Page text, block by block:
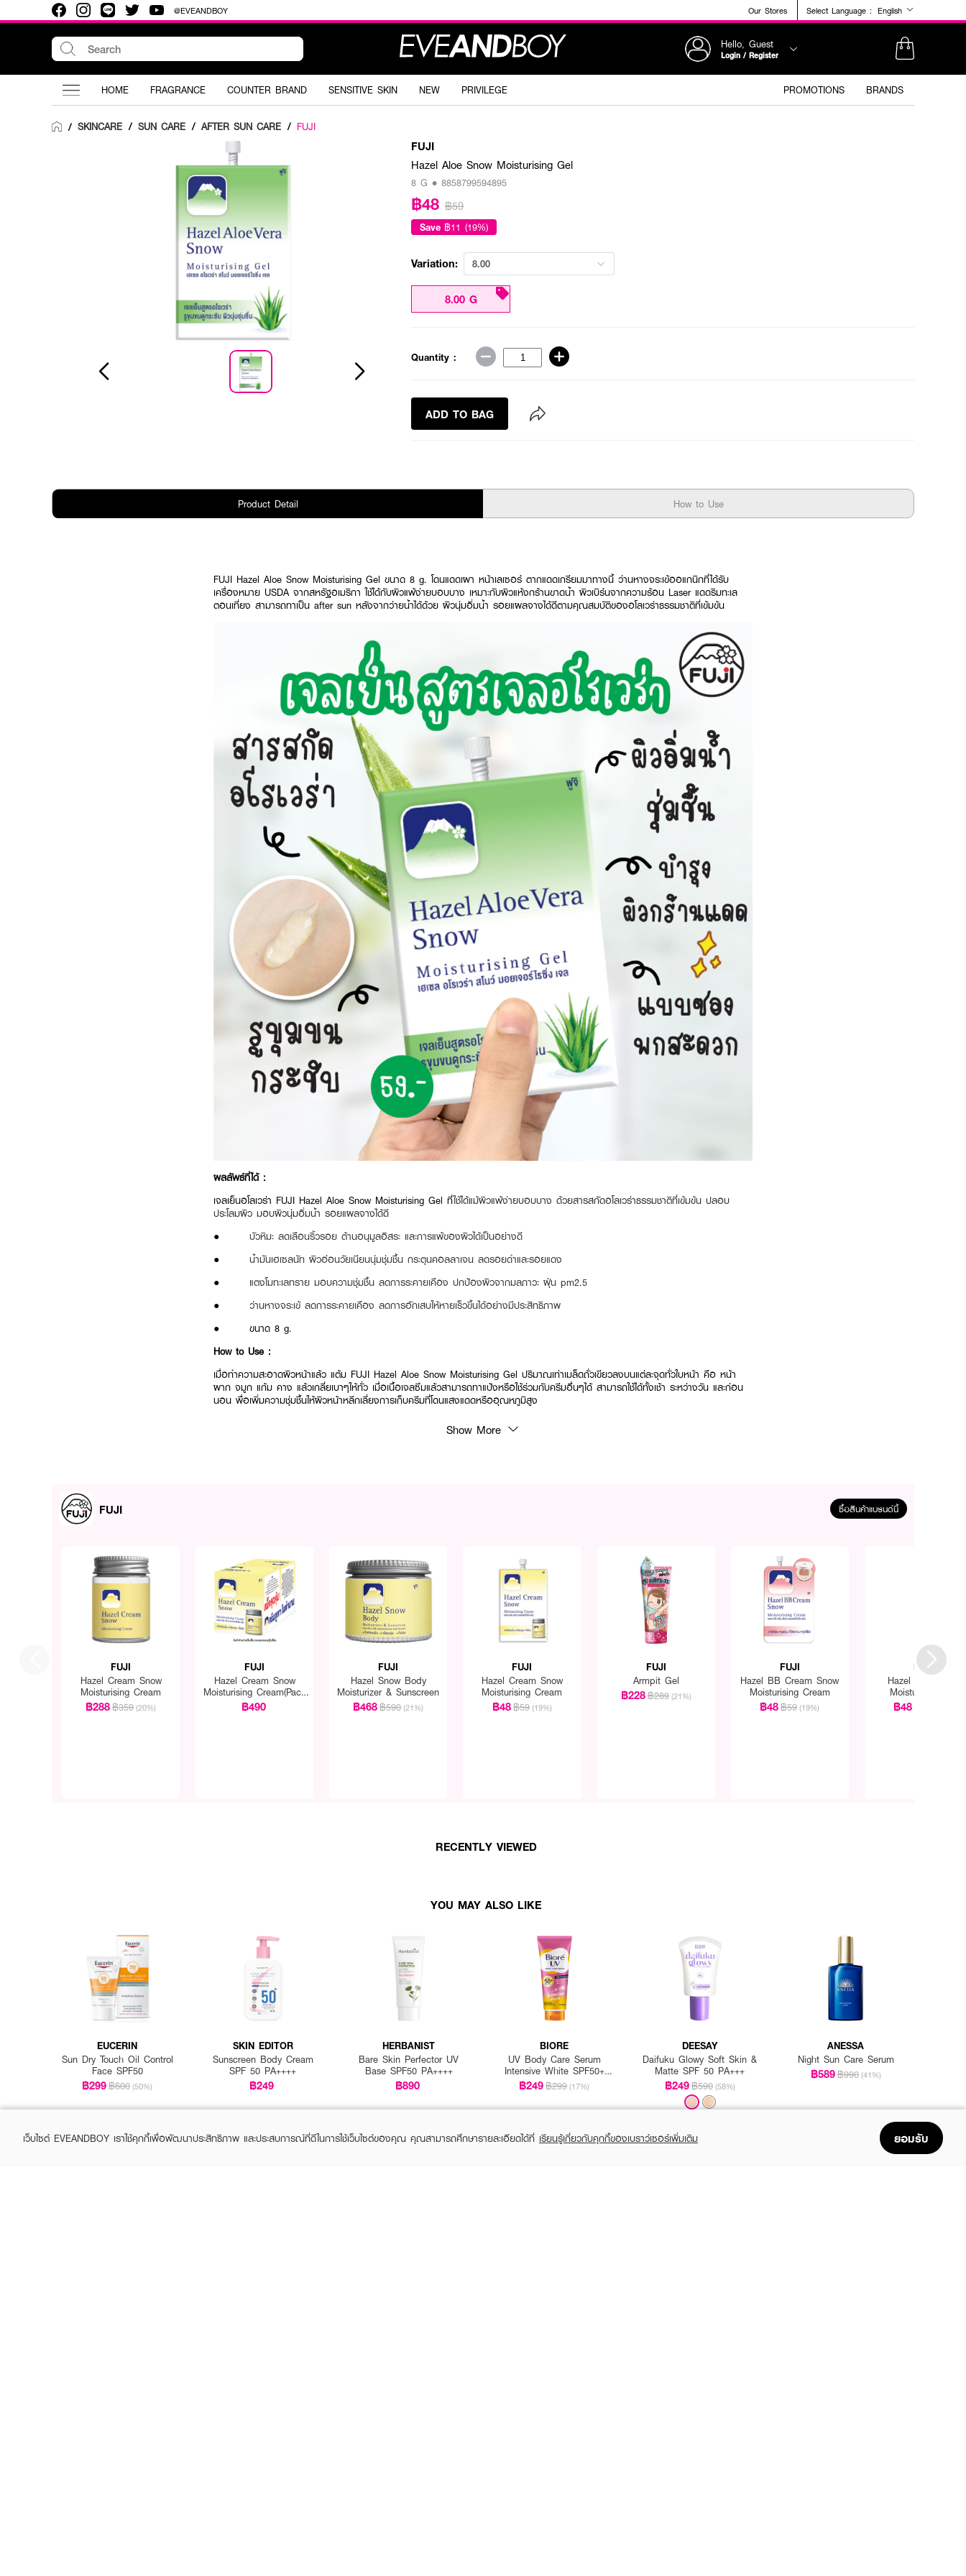
@EVEANDBOY Our Stores Select Language : English
Hello, Guest
Login / Register
HOME FRAGRANCE COUNTER BRAND SENSITIVE SKIN NEW PRIVILEGE PROMOTIONS BRANDS
/ SKINCARE / SUN CARE / AFTER SUN CARE / FUJI
FUJI
Hazel Aloe Snow Moisturising Gel
8 G • 8858799594895
฿48 ฿59
Save ฿11 (19%)
Variation: 8.00
8.00 G
Quantity :
ADD TO BAG
Product Detail How to Use
FUJI Hazel Aloe Snow Moisturising Gel ขนาด 8 g. โดนแดดเผา หน้าเลเซอร์ ตากแดดเกรียมมาทางนี้ ว่านหางจระเข้ออแกนิกที่ได้รับ
เครื่องหมาย USDA จากสหรัฐอเมริกา ใช้ได้กับผิวแพ้ง่ายบอบบาง เหมาะกับผิวแห้งกร้านขาดน้ำ ผิวเบิร์นจากความร้อน Laser แดดริมทะเล
ตอนเที่ยง สามารถทาเป็น after sun หลังจากว่ายน้ำได้ด้วย ผิวนุ่มอิ่มน้ำ รอยแผลจางได้ดีตามคุณสมบัติของอโลเวร่าธรรมชาติที่เข้มข้น
ผลลัพธ์ที่ได้ :
เจลเย็นอโลเวร่า FUJI Hazel Aloe Snow Moisturising Gel ที่ใช้ได้แม้ผิวแพ้ง่ายบอบบาง ด้วยสารสกัดอโลเวร่าธรรมชาติที่เข้มข้น ปลอบ
ประโลมผิว มอบผิวนุ่มอิ่มน้ำ รอยแผลจางได้ดี
● บัวหิมะ ลดเลือนริ้วรอย ต้านอนุมูลอิสระ และการแพ้ของผิวได้เป็นอย่างดี
● น้ำมันเฮเซลนัท ผิวอ่อนวัยเนียนนุ่มชุ่มชื้น กระตุนคอลลาเจน ลดรอยดำและรอยแดง
● แตงโมทะเลทราย มอบความชุ่มชื้น ลดการระคายเคือง ปกป้องผิวจากมลภาวะ ฝุ่น pm2.5
● ว่านหางจระเข้ ลดการระคายเคือง ลดการอักเสบให้หายเร็วขึ้นได้อย่างมีประสิทธิภาพ
● ขนาด 8 g.
How to Use :
เมื่อทำความสะอาดผิวหน้าแล้ว แต้ม FUJI Hazel Aloe Snow Moisturising Gel ปริมาณเท่าเมล็ดถั่วเขียวลงบนแต่ละจุดทั่วใบหน้า คือ หน้า
ผาก จมูก แก้ม คาง แล้วเกลี่ยเบาๆให้ทั่ว เมื่อเนื้อเจลซึมแล้วสามารถทาแป้งหรือใช้ร่วมกับครีมอื่นๆได้ สามารถใช้ได้ทั้งเช้า ระหว่างวัน และก่อน
นอน พื่อเพิ่มความชุ่มชื้นให้ผิวหน้าหลีกเลี่ยงการเก็บครีมที่โดนแสงแดดหรืออุณหภูมิสูง
Show More
FUJI ซื้อสินค้าแบรนด์นี้
FUJI
Hazel Cream Snow
Moisturising Cream
฿288฿359 (20%)
FUJI
Hazel Cream Snow
Moisturising Cream(Pack
1 Get 1 Free)
฿490
FUJI
Hazel Snow Body
Moisturizer & Sunscreen
฿468฿590 (21%)
FUJI
Hazel Cream Snow
Moisturising Cream
฿48฿59 (19%)
FUJI
Armpit Gel
฿228฿289 (21%)
FUJI
Hazel BB Cream Snow
Moisturising Cream
฿48฿59 (19%)
FUJI
Hazel Aloe Snow
Moisturising Gel
฿48
RECENTLY VIEWED
YOU MAY ALSO LIKE
EUCERIN
Sun Dry Touch Oil Control
Face SPF50
฿299฿600 (50%)
SKIN EDITOR
Sunscreen Body Cream
SPF 50 PA++++
฿249
HERBANIST
Bare Skin Perfector UV
Base SPF50 PA++++
฿890
BIORE
UV Body Care Serum
Intensive White SPF50+
PA++++
฿249฿299 (17%)
DEESAY
Daifuku Glowy Soft Skin &
Matte SPF 50 PA+++
฿249฿590 (58%)
ANESSA
Night Sun Care Serum
฿589฿990 (41%)
เว็บไซต์ EVEANDBOY เราใช้คุกกี้เพื่อพัฒนาประสิทธิภาพ และประสบการณ์ที่ดีในการใช้เว็บไซต์ของคุณ คุณสามารถศึกษารายละเอียดได้ที่ เรียนรู้เกี่ยวกับคุกกี้ของเบราว์เซอร์เพิ่มเติม ยอมรับ